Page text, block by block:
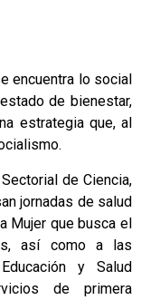
encuentra lo social
de bienestar,
estrategia que, al
de Ciencia,
jornadas de salud
Mujer que busca el
así como a las
y Salud
de primera